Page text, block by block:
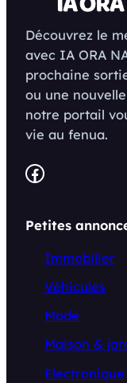
Découvrez le
avec IA ORA
prochaine
ou une
notre portail
vie au fenua.
Facebook
Petites
Immobilier
Véhicules
Mode
Maison &
Electronique